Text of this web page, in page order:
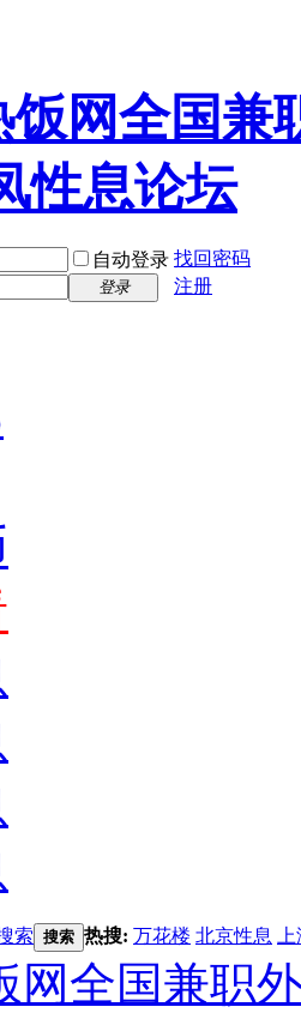
自动登录 找回密码
登录 注册
索 搜索 热搜: 万花楼 北京性息
网全国兼职